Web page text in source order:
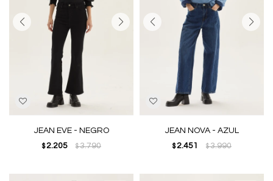
JEAN EVE - NEGRO
$ 2.205 $3.790
JEAN NOVA - AZUL
$ 2.451 $3.990